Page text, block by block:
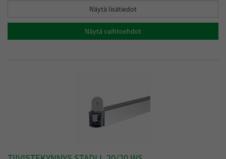
Näytä lisätiedot
Näytä vaihtoehdot